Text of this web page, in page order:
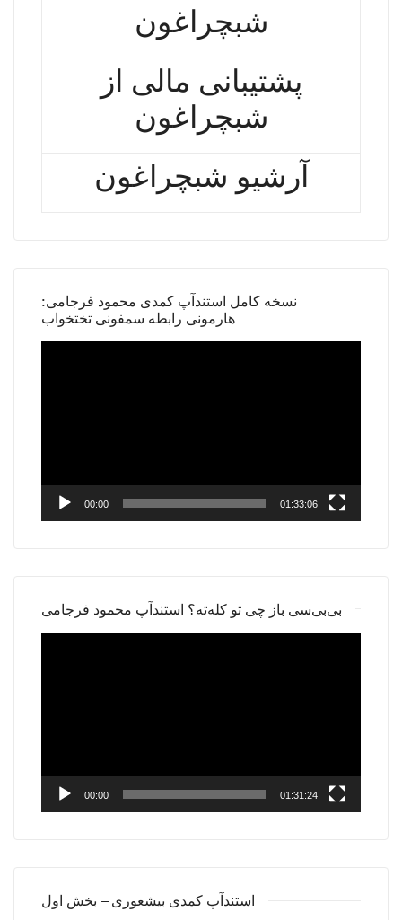
شبچراغون
پشتیبانی مالی از
شبچراغون
آرشیو شبچراغون
نسخه کامل استندآپ کمدی محمود فرجامی:
هارمونی رابطه سمفونی تختخواب
00:00 01:33:06
بی‌بی‌سی باز چی تو کله‌ته؟ استندآپ محمود فرجامی
00:00 01:31:24
استندآپ کمدی بیشعوری – بخش اول